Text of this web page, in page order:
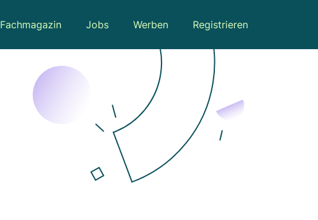
Fachmagazin Jobs Werben Registrieren